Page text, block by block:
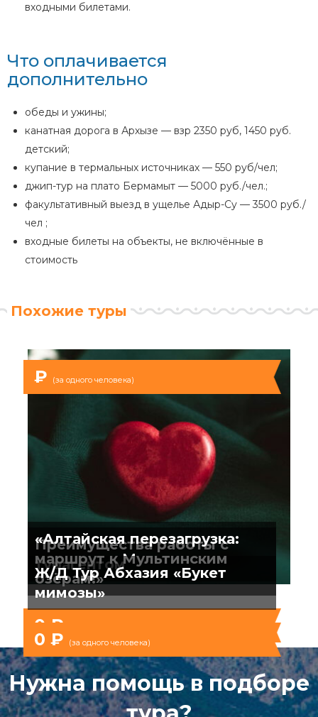
входными билетами.
Что оплачивается
дополнительно
обеды и ужины;
канатная дорога в Архызе — взр 2350 руб, 1450 руб.
детский;
купание в термальных источниках — 550 руб/чел;
джип-тур на плато Бермамыт — 5000 руб./чел.;
факультативный выезд в ущелье Адыр-Су — 3500 руб./
чел ;
входные билеты на объекты, не включённые в
стоимость
Похожие туры
₽ (за одного человека)
Преимущества работы с
турагентом
0 ₽
«Алтайская перезагрузка:
маршрут к Мультинским
озёрам!»
0 ₽ (за одного человека)
Ж/Д Тур Абхазия «Букет
мимозы»
Нужна помощь в подборе